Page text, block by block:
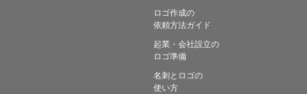
ロゴ作成の
依頼方法ガイド
起業・会社設立の
ロゴ準備
名刺とロゴの
使い方